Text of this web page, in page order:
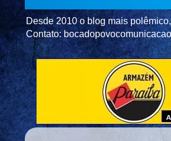
Desde 2010 o blog mais
Contato: